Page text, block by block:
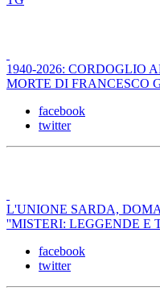
1940-2026: CORDOGLIO
MORTE DI FRANCESCO
facebook
twitter
L'UNIONE SARDA,
''MISTERI: LEGGENDE E
facebook
twitter